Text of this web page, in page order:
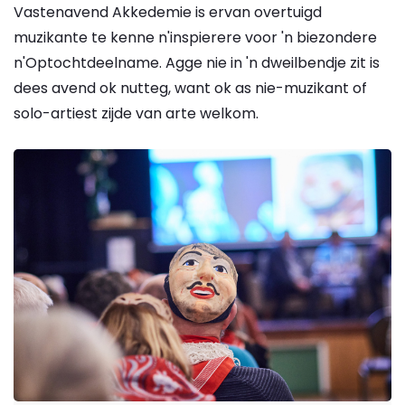
Vastenavend Akkedemie is ervan overtuigd
muzikante te kenne n'inspierere voor 'n biezondere
n'Optochtdeelname. Agge nie in 'n dweilbendje zit is
dees avend ok nutteg, want ok as nie-muzikant of
solo-artiest zijde van arte welkom.